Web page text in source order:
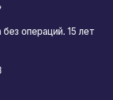
операций. 15 лет